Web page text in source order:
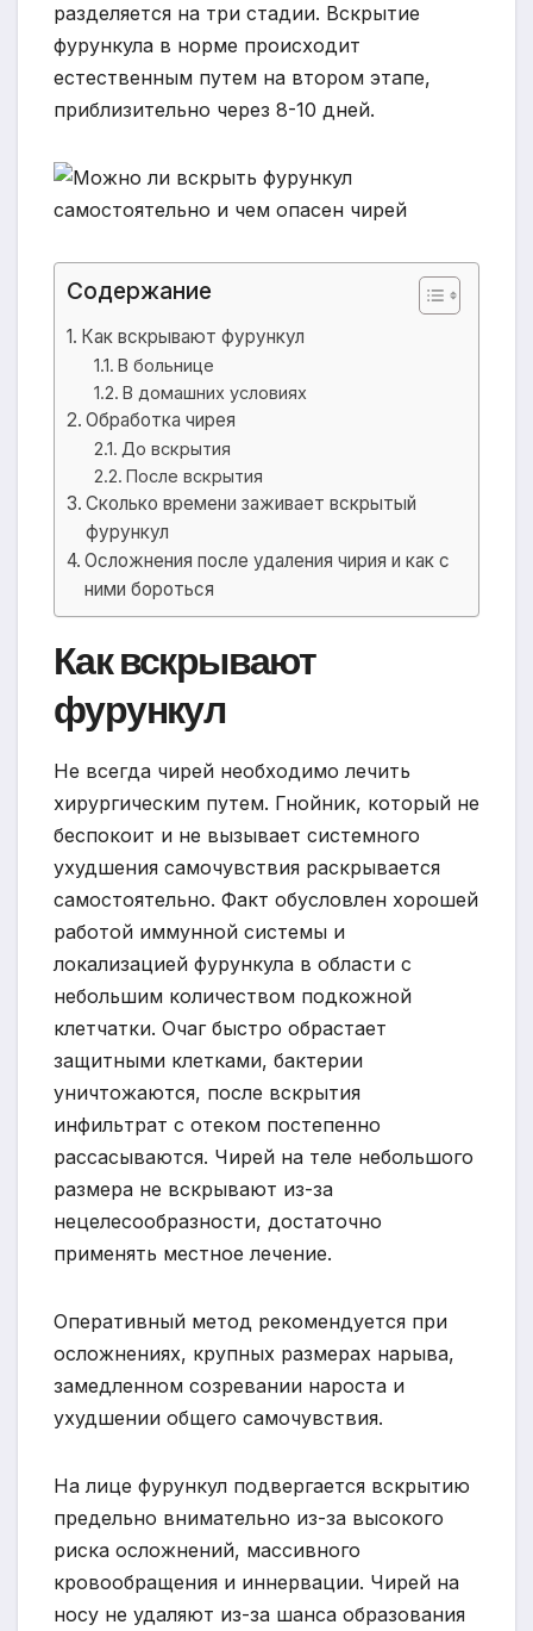
разделяется на три стадии. Вскрытие
фурункула в норме происходит
естественным путем на втором этапе,
приблизительно через 8-10 дней.
Содержание
Как вскрывают фурункул
В больнице
В домашних условиях
Обработка чирея
До вскрытия
После вскрытия
Сколько времени заживает вскрытый
фурункул
Осложнения после удаления чирия и как с
ними бороться
Как вскрывают
фурункул
Не всегда чирей необходимо лечить
хирургическим путем. Гнойник, который не
беспокоит и не вызывает системного
ухудшения самочувствия раскрывается
самостоятельно. Факт обусловлен хорошей
работой иммунной системы и
локализацией фурункула в области с
небольшим количеством подкожной
клетчатки. Очаг быстро обрастает
защитными клетками, бактерии
уничтожаются, после вскрытия
инфильтрат с отеком постепенно
рассасываются. Чирей на теле небольшого
размера не вскрывают из-за
нецелесообразности, достаточно
применять местное лечение.
Оперативный метод рекомендуется при
осложнениях, крупных размерах нарыва,
замедленном созревании нароста и
ухудшении общего самочувствия.
На лице фурункул подвергается вскрытию
предельно внимательно из-за высокого
риска осложнений, массивного
кровообращения и иннервации. Чирей на
носу не удаляют из-за шанса образования